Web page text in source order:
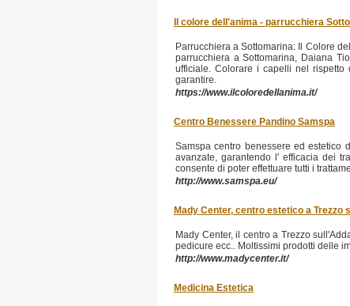
Il colore dell'anima - parrucchiera
Parrucchiera a Sottomarina: Il Colore
parrucchiera a Sottomarina, Daiana
ufficiale. Colorare i capelli nel
garantire.
https://www.ilcoloredellanima.it/
Centro Benessere Pandino Samspa
Samspa centro benessere ed estetico
avanzate, garantendo l' efficacia dei
consente di poter effettuare tutti i
http://www.samspa.eu/
Mady Center, centro estetico a Trezzo
Mady Center, il centro a Trezzo
pedicure ecc.. Moltissimi prodotti delle
http://www.madycenter.it/
Medicina Estetica